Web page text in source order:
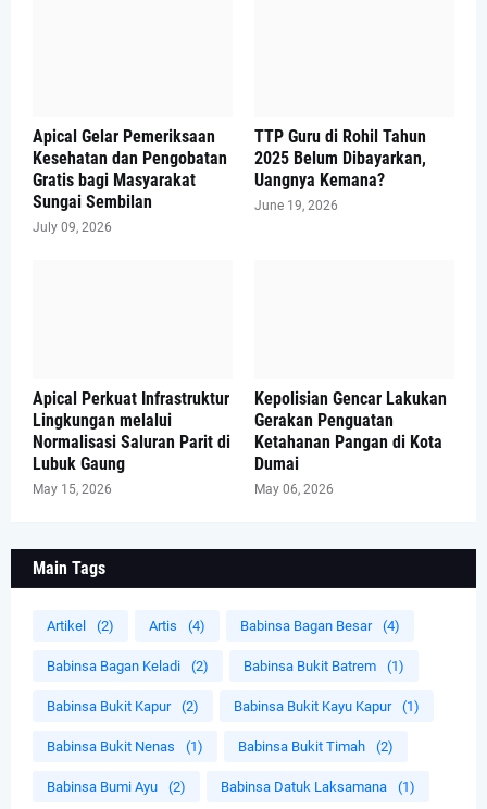
Apical Gelar Pemeriksaan
Kesehatan dan Pengobatan
Gratis bagi Masyarakat
Sungai Sembilan
July 09, 2026
TTP Guru di Rohil Tahun
2025 Belum Dibayarkan,
Uangnya Kemana?
June 19, 2026
Apical Perkuat Infrastruktur
Lingkungan melalui
Normalisasi Saluran Parit di
Lubuk Gaung
May 15, 2026
Kepolisian Gencar Lakukan
Gerakan Penguatan
Ketahanan Pangan di Kota
Dumai
May 06, 2026
Main Tags
Artikel (2) Artis (4) Babinsa Bagan Besar (4)
Babinsa Bagan Keladi (2) Babinsa Bukit Batrem (1)
Babinsa Bukit Kapur (2) Babinsa Bukit Kayu Kapur (1)
Babinsa Bukit Nenas (1) Babinsa Bukit Timah (2)
Babinsa Bumi Ayu (2) Babinsa Datuk Laksamana (1)